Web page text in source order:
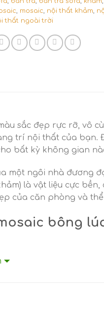
, mosaic, nội thất khảm,
thất ngoài trời
sắc đẹp rực rỡ, vô
trí nội thất của bạn.
bất kỳ không gian
một ngôi nhà đương
là vật liệu cực
của căn phòng và
bông lúa